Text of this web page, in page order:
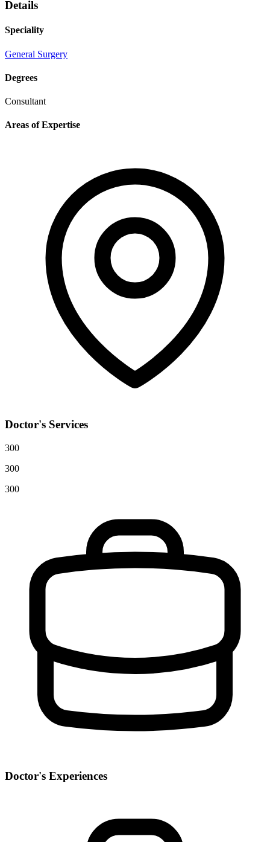
Details
Speciality
General Surgery
Degrees
Consultant
Areas of Expertise
Doctor's Services
300
300
300
Doctor's Experiences